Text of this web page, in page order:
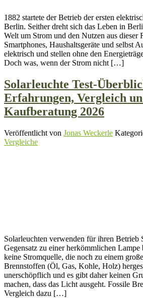
1882 startete der Betrieb der ersten
Berlin. Seither dreht sich das Leben in
Welt um Strom und den Nutzen aus dieser
Smartphones, Haushaltsgeräte und selbst
elektrisch und stellen ohne den
Doch was, wenn der Strom nicht […]
Solarleuchte Test-
Erfahrungen, Vergleich
Kaufberatung 2026
Veröffentlicht von Jonas Weckerle
Vergleiche
Solarleuchten verwenden für ihren Betrieb
Gegensatz zu einer herkömmlichen Lampe
keine Stromquelle, die noch zu einem
Brennstoffen (Öl, Gas, Kohle, Holz)
unerschöpflich und es gibt daher keinen
machen, dass das Licht ausgeht. Fossile
Vergleich dazu […]